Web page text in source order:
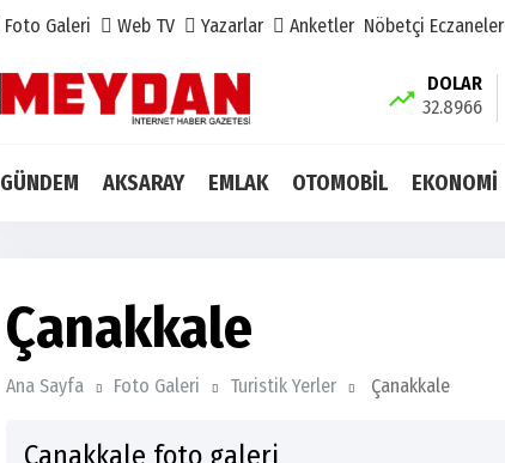
Foto Galeri Web TV Yazarlar Anketler Nöbetçi Eczaneler
DOLAR
32.8966
GÜNDEM AKSARAY EMLAK OTOMOBİL EKONOMİ
Çanakkale
Ana Sayfa Foto Galeri Turistik Yerler Çanakkale
Çanakkale foto galeri